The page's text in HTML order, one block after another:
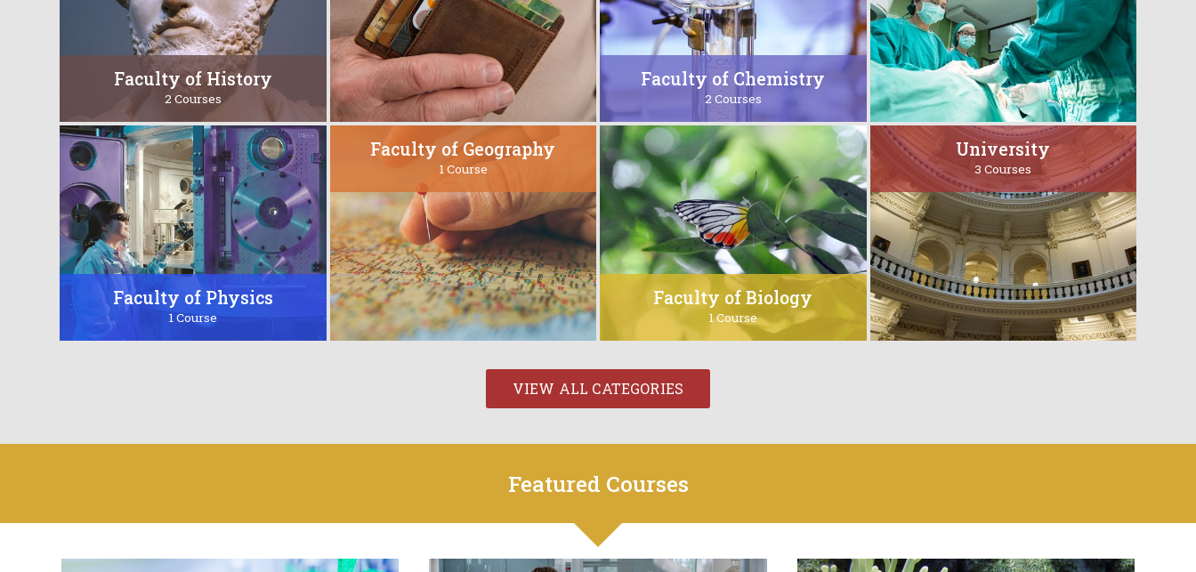
Faculty of History
2 Courses
Faculty of Chemistry
2 Courses
Faculty of Physics
1 Course
Faculty of Geography
1 Course
Faculty of Biology
1 Course
University
3 Courses
VIEW ALL CATEGORIES
Featured Courses